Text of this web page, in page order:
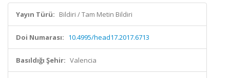
Yayın Türü: Bildiri / Tam Metin Bildiri
Doi Numarası: 10.4995/head17.2017.6713
Basıldığı Şehir: Valencia